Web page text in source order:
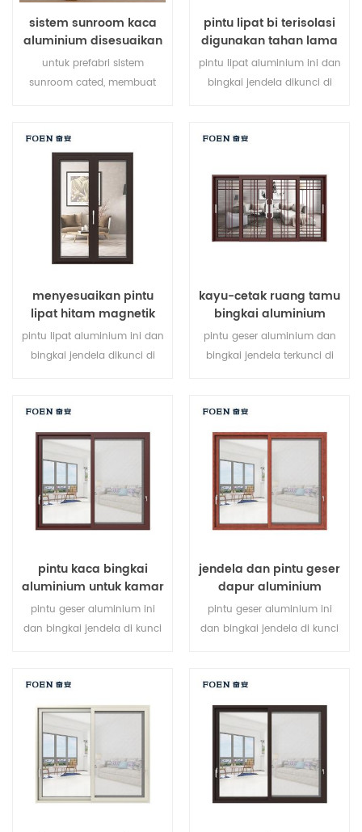
sistem sunroom kaca
aluminium disesuaikan
untuk prefabri sistem
sunroom cated, membuat
pintu lipat bi terisolasi
digunakan tahan lama
untuk hotel tepi laut
pintu lipat aluminium ini dan
bingkai jendela dikunci di
anti-pencurian sangat baik.
memenuhi berbagai
kebutuhan arsitektur.
menyesuaikan pintu
lipat hitam magnetik
besar penggunaan
tahan lama
pintu lipat aluminium ini dan
bingkai jendela dikunci di
anti-pencurian sangat baik.
berbagai jenis pintu untuk
kebutuhan arsitektur.
kayu-cetak ruang tamu
bingkai aluminium
sistem jendela geser
pintu geser aluminium dan
bingkai jendela terkunci di
anti-pencurian sangat baik.
berbagai jenis pintu untuk
kebutuhan arsitektur.
pintu kaca bingkai
aluminium untuk kamar
mandi internal
pintu geser aluminium ini
dan bingkai jendela di kunci
anti-pencurian sangat baik.
berbagai jenis pintu untuk
kebutuhan arsitektur
jendela dan pintu geser
dapur aluminium
pintu geser aluminium ini
dan bingkai jendela di kunci
anti-pencurian sangat baik.
jenis pintu bervariasi untuk
arsitektur yang berbeda